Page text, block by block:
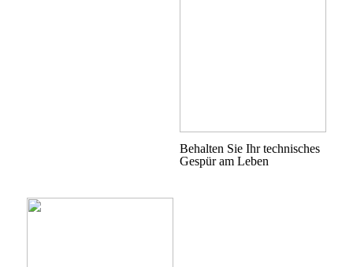
Behalten Sie Ihr technisches
Gespür am Leben